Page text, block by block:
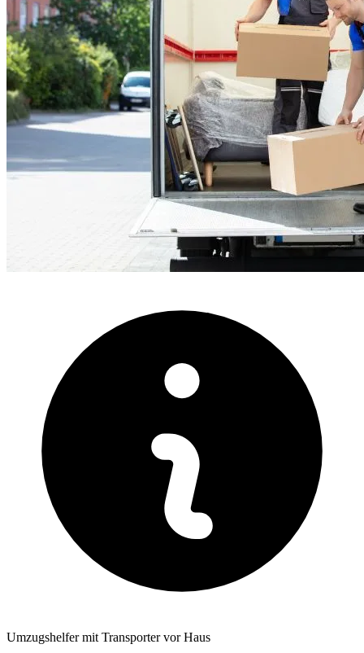
Umzugshelfer mit Transporter vor Haus